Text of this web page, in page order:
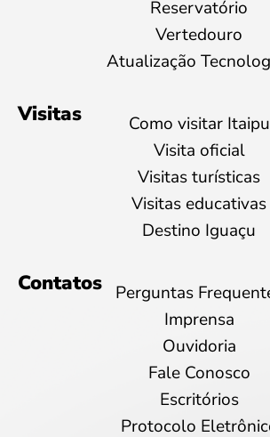
Reservatório
Vertedouro
Atualização
Visitas
Como visitar Itaipu
Visita oficial
Visitas turísticas
Visitas educativas
Destino Iguaçu
Contatos
Perguntas
Imprensa
Ouvidoria
Fale Conosco
Escritórios
Protocolo